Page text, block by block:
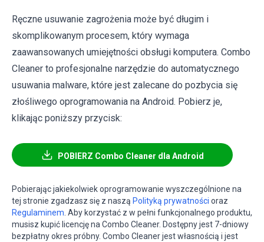
Ręczne usuwanie zagrożenia może być długim i
skomplikowanym procesem, który wymaga
zaawansowanych umiejętności obsługi komputera. Combo
Cleaner to profesjonalne narzędzie do automatycznego
usuwania malware, które jest zalecane do pozbycia się
złośliwego oprogramowania na Android. Pobierz je,
klikając poniższy przycisk:
POBIERZ Combo Cleaner dla Android
Pobierając jakiekolwiek oprogramowanie wyszczególnione na
tej stronie zgadzasz się z naszą Polityką prywatności oraz
Regulaminem . Aby korzystać z w pełni funkcjonalnego produktu,
musisz kupić licencję na Combo Cleaner. Dostępny jest 7-dniowy
bezpłatny okres próbny. Combo Cleaner jest własnością i jest